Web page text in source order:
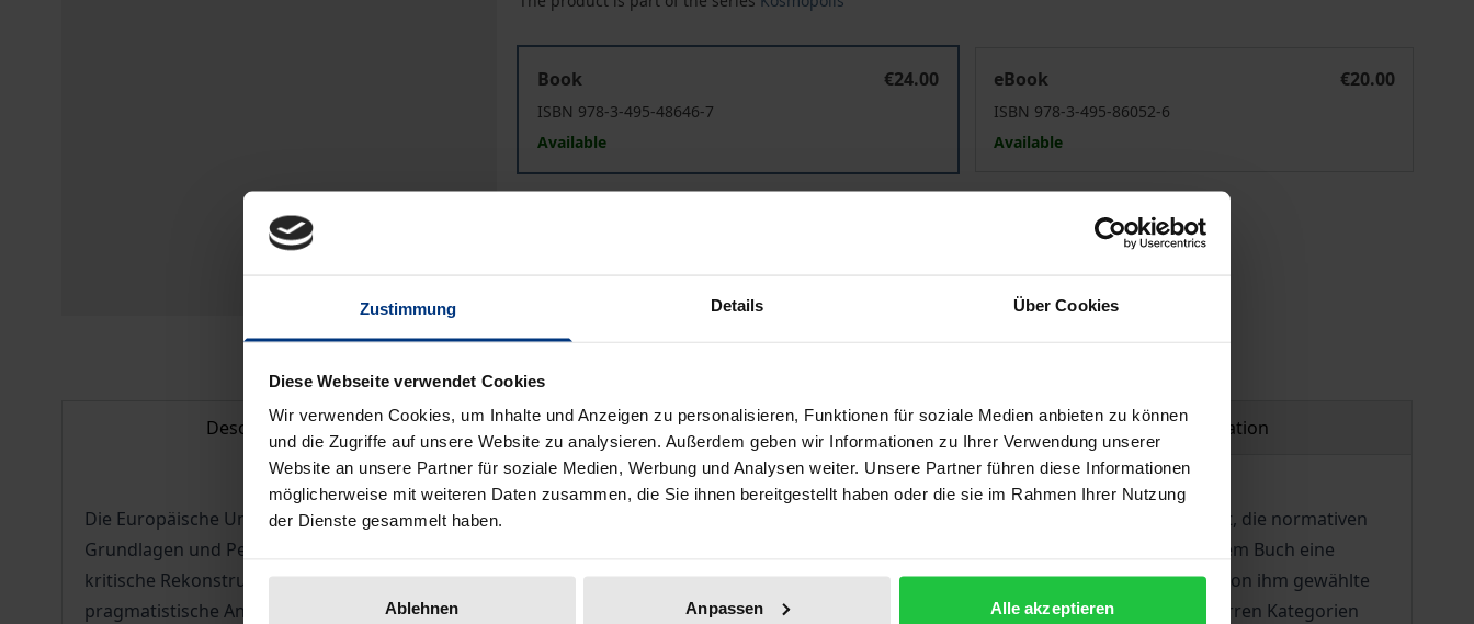
Zustimmung Details Über Cookies
Diese Webseite verwendet Cookies
Wir verwenden Cookies, um Inhalte und Anzeigen zu personalisieren, Funktionen für soziale Medien anbieten zu können
und die Zugriffe auf unsere Website zu analysieren. Außerdem geben wir Informationen zu Ihrer Verwendung unserer
Website an unsere Partner für soziale Medien, Werbung und Analysen weiter. Unsere Partner führen diese Informationen
möglicherweise mit weiteren Daten zusammen, die Sie ihnen bereitgestellt haben oder die sie im Rahmen Ihrer Nutzung
der Dienste gesammelt haben.
Ablehnen Anpassen Alle akzeptieren
Book
€24.00
ISBN 978-3-495-48646-7
Available
eBook
€20.00
ISBN 978-3-495-86052-6
Available
Prices include VAT. Depending on the delivery address, VAT may vary at checkout.
Description Bibliographical data Product safety information
Die Europäische Union befindet sich aktuell in der größten Krise seit ihrer Gründung. Angesichts dessen ist es von besonderer Wichtigkeit, die normativen
Grundlagen und Perspektiven dieser transnationalen politischen Organisation (erneut) zu bestimmen. Erik O. Eriksen unternimmt in seinem Buch eine
kritische Rekonstruktion derjenigen Prinzipien, die dem europäischen Integrationsprozess bisher zugrunde lagen. Dabei ermöglicht der von ihm gewählte
pragmatistische Ansatz eine neue dynamische Perspektive auf diesen Prozess. Diese Perspektive greift nicht mehr auf die klassischen starren Kategorien